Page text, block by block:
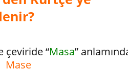
çeviride “Masa”
Mase